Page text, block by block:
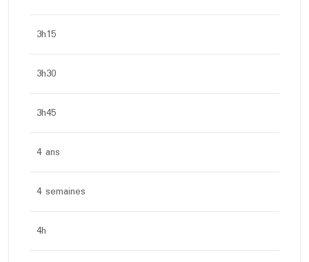
3h15
3h30
3h45
4 ans
4 semaines
4h